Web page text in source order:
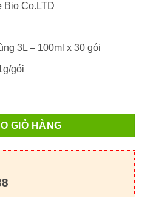
₫.
tại
5,300,000 ₫.
Bio Co.LTD
3L – 100ml x 30 gói
gói
gói (Nhập Khẩu) số lượng
GIỎ HÀNG